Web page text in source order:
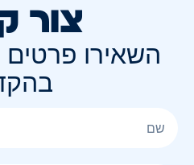
צור
השאירו פרטים